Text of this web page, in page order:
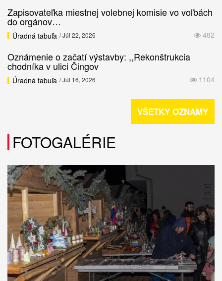
Zapisovateľka miestnej volebnej komisie vo voľbách
do orgánov…
482
Úradná tabuľa / Júl 22, 2026
Oznámenie o začatí výstavby: ,,Rekonštrukcia
chodníka v ulici Čingov
1104
Úradná tabuľa / Júl 16, 2026
VŠETKY OZNAMY
FOTOGALÉRIE